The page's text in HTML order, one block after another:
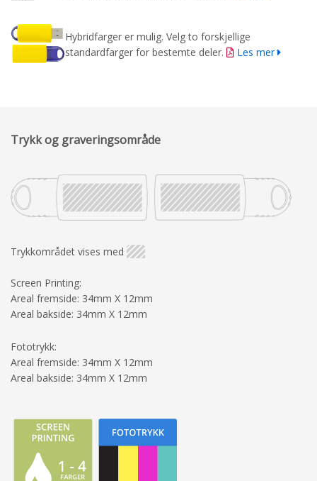
Hybridfarger er mulig. Velg to forskjellige
standardfarger for bestemte deler.
Les mer
Trykk og graveringsområde
Trykkområdet vises med
Screen Printing:
Areal fremside: 34mm X 12mm
Areal bakside: 34mm X 12mm
Fototrykk:
Areal fremside: 34mm X 12mm
Areal bakside: 34mm X 12mm